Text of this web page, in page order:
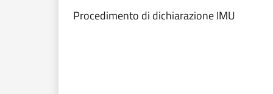
Procedimento di dichiarazione IMU